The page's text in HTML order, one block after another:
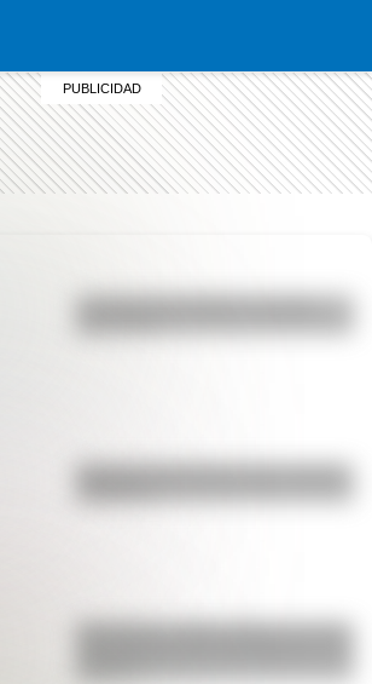
Bandera de Ecuador para colorear
San Martín y Simón Bolívar: así fue